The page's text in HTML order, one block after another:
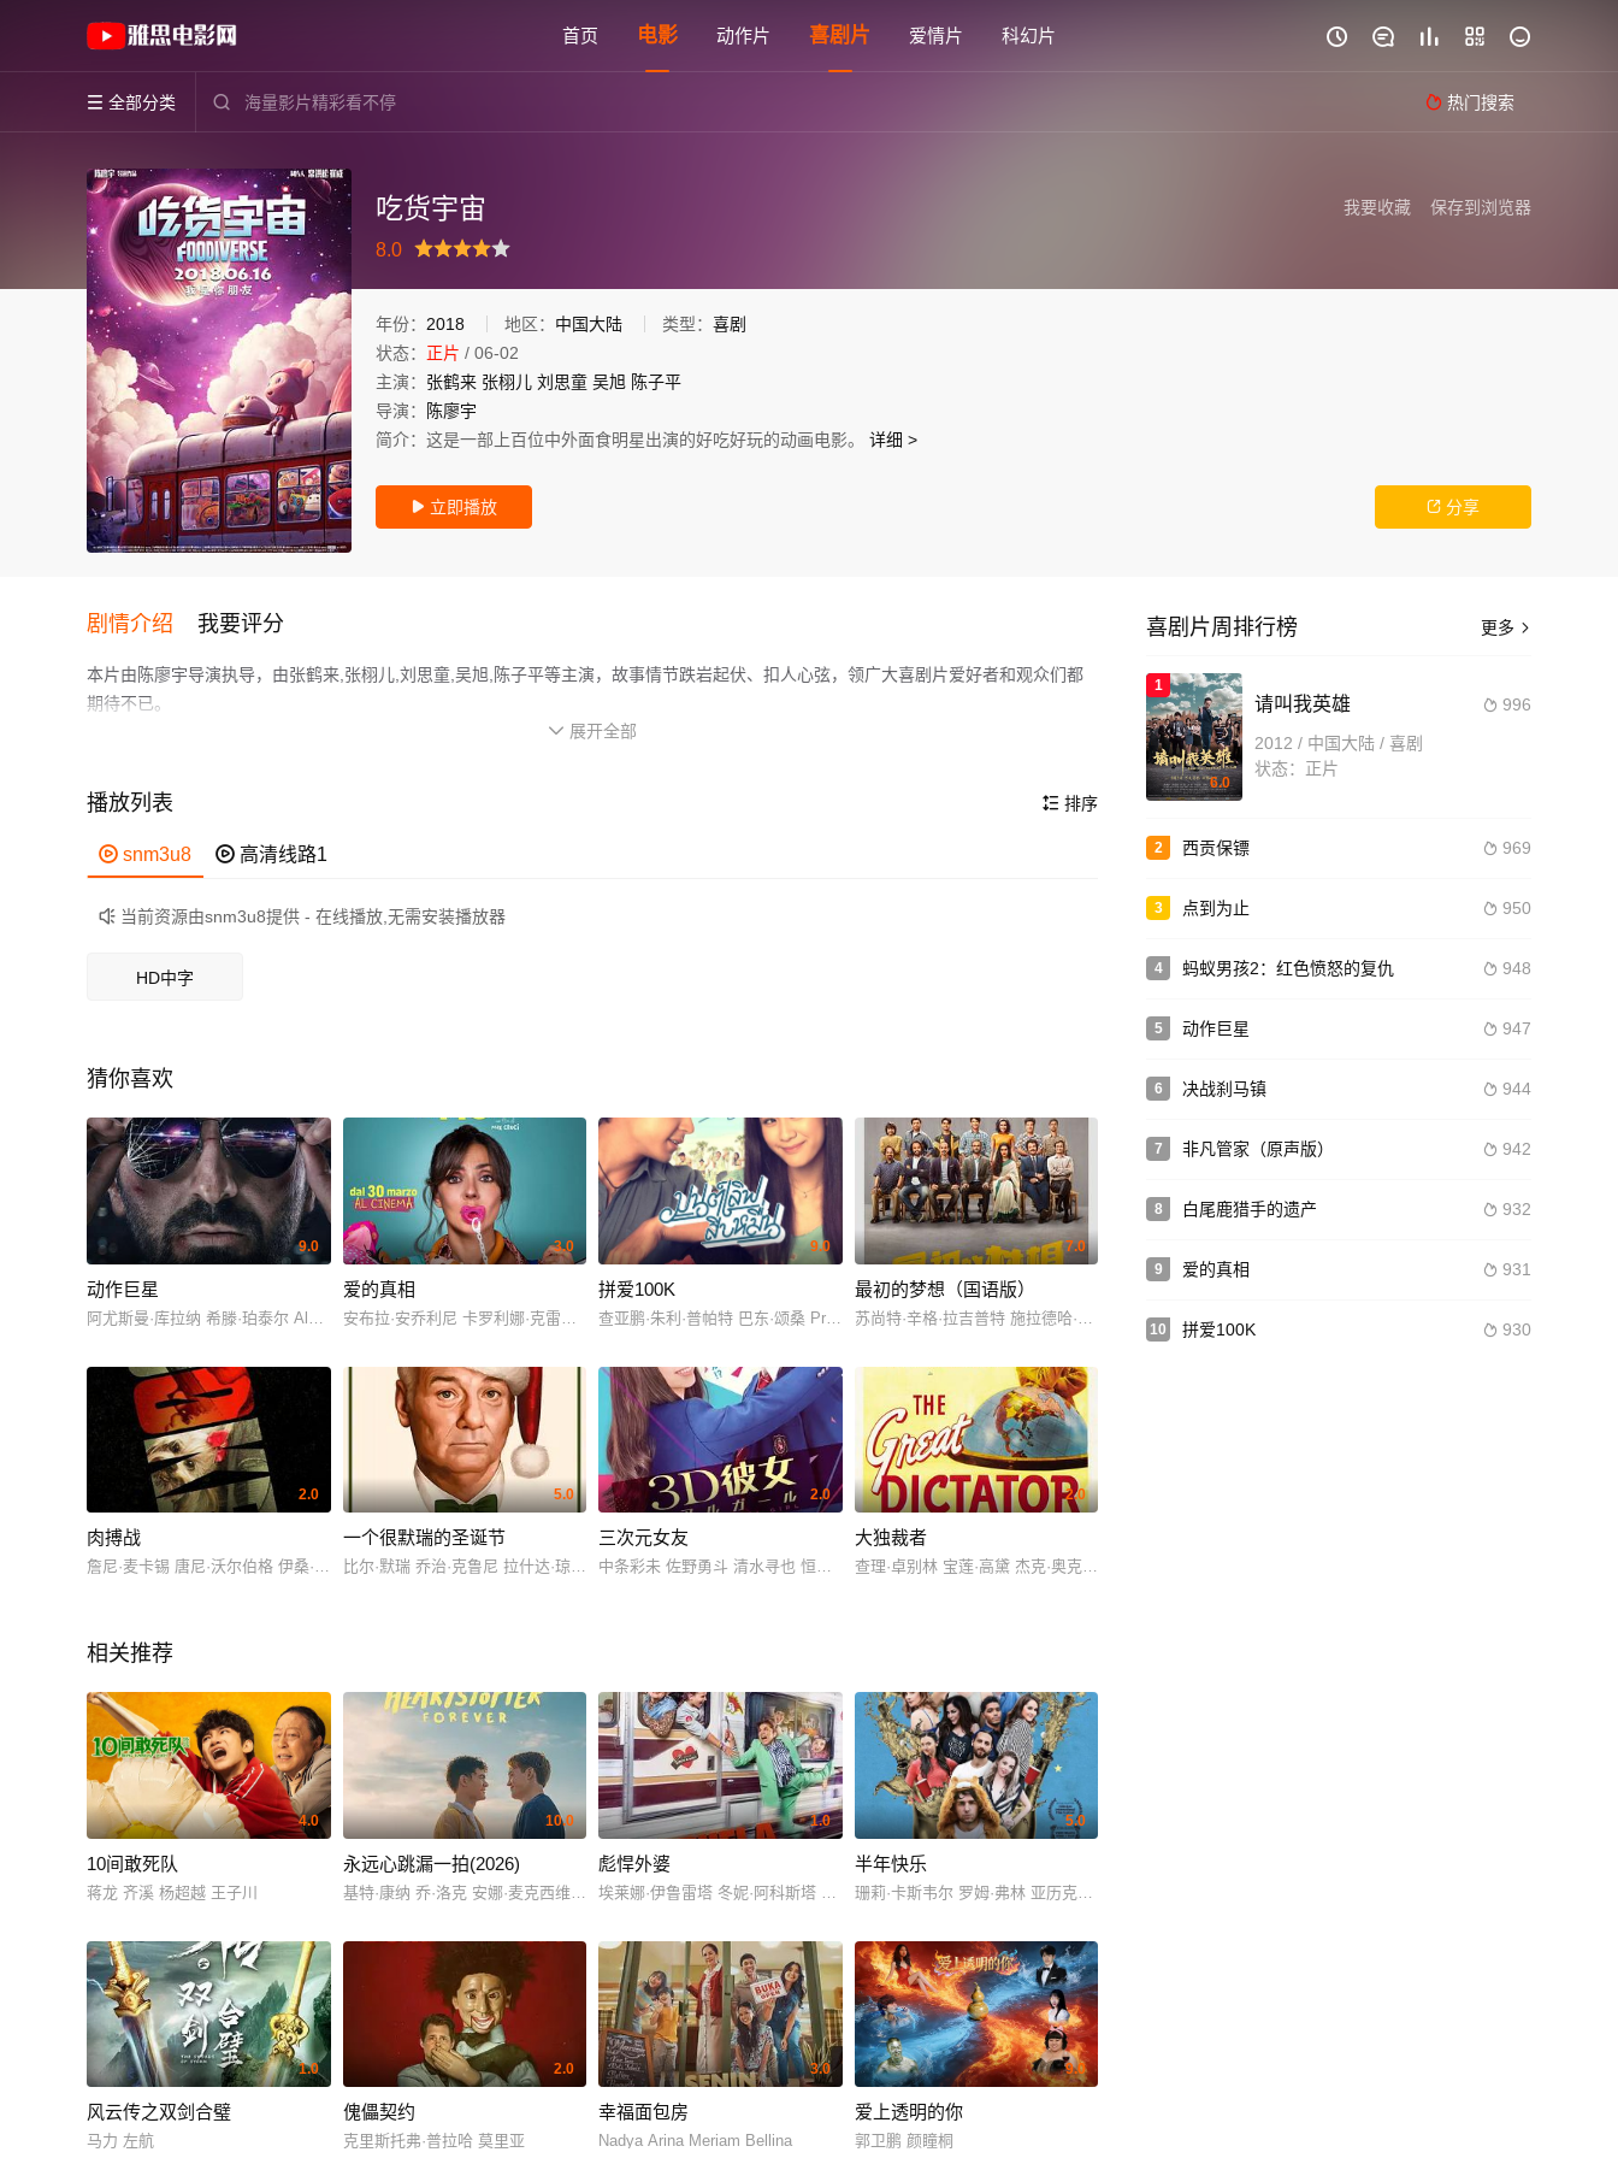
首页 电影 动作片 喜剧片 爱情片 科幻片     
 全部分类   热门搜索
《吃货宇宙》(2018)中国大陆高清电影免费在线观看 - 雅思电影网
保存到浏览器
我要收藏
吃货宇宙
8.0
很差较差还行 推荐力荐
年份： 2018 地区： 中国大陆 类型： 喜剧
状态： 正片 / 06-02
主演： 张鹤来 张栩儿 刘思童 吴旭 陈子平
导演：
陈廖宇
简介： 这是一部上百位中外面食明星出演的好吃好玩的动画电影。 详细 >
 立即播放  分享
剧情介绍 我要评分
本片由陈廖宇导演执导，由张鹤来,张栩儿,刘思童,吴旭,陈子平等主演，故事情节跌岩起伏、扣人心弦，领广大喜剧片爱好者和观众们都
期待不已。
鲜明，适合喜欢喜剧类电影的观众观看。
 展开全部
 排序
播放列表
 snm3u8  高清线路1
 当前资源由snm3u8提供 - 在线播放,无需安装播放器
HD中字
猜你喜欢
9.0
动作巨星
阿尤斯曼·库拉纳 希滕·珀泰尔 Alexander Garcia Mirabel Stuart John Byrne Elton Tan Amro Mahmoud Tygorah Smith Simon Britton Akanksha Vishwakarma Miguel Fish 吉滕德拉·赖 Onder Sirin Gurditta Singh Neill
3.0
爱的真相
安布拉·安乔利尼 卡罗利娜·克雷申蒂尼 马西莫·波吉欧
9.0
拼爱100K
查亚鹏·朱利·普帕特 巴东·颂桑 Prakasit Bowsuwan Sonthaya Chitmanee Praew Chermawee Suwanpanuchoke
7.0
最初的梦想（国语版）
苏尚特·辛格·拉吉普特 施拉德哈·卡普尔 瓦伦·沙玛 普拉提克·巴巴尔 塔希尔·拉吉·巴辛 纳文·波利希蒂 图沙尔
2.0
肉搏战
詹尼·麦卡锡 唐尼·沃尔伯格 伊桑·苏普利 卢卡斯·哈斯 李·特格森 劳伦·斯塔迈尔 Laura-Leigh 雷诺·维尔森 赵牡丹 芭芭拉·安·穆尔 阿肯 Joyce Bulifant Krista Kalmus 安德鲁·鲍文 雷·阿布鲁佐
5.0
一个很默瑞的圣诞节
比尔·默瑞 乔治·克鲁尼 拉什达·琼斯 麦莉·赛勒斯 玛娅·鲁道夫
2.0
三次元女友
中条彩未 佐野勇斗 清水寻也 恒松祐里 上白石萌歌 优太朗 三浦贵大 神田沙也加 滨田麻里 竹内力
2.0
大独裁者
查理·卓别林 宝莲·高黛 杰克·奥克 雷金纳德·加德纳
相关推荐
4.0
10间敢死队
蒋龙 齐溪 杨超越 王子川
10.0
永远心跳漏一拍(2026)
基特·康纳 乔·洛克 安娜·麦克西维尔·马
1.0
彪悍外婆
埃莱娜·伊鲁雷塔 冬妮·阿科斯塔 Gorka Aguinagalde Gorka Aguinagalde 桑迪亚哥·阿尔维努 埃斯佩兰萨·埃利普 Adrián Gámiz 索菲娅·冈萨雷斯 拉
5.0
半年快乐
珊莉·卡斯韦尔 罗姆·弗林 亚历克西·科诺 艾米·帕夫拉特 Jeff Dye
1.0
风云传之双剑合璧
马力 左航
2.0
傀儡契约
克里斯托弗·普拉哈 莫里亚
3.0
幸福面包房
Nadya Arina Meriam Bellina
9.0
爱上透明的你
郭卫鹏 颜瞳桐
更多 
喜剧片周排行榜
1
6.0
 996
请叫我英雄
2012 / 中国大陆 / 喜剧
状态：正片
2  969
西贡保镖
3  950
点到为止
4  948
蚂蚁男孩2：红色愤怒的复仇
5  947
动作巨星
6  944
决战刹马镇
7  942
非凡管家（原声版）
8  932
白尾鹿猎手的遗产
9  931
爱的真相
10  930
拼爱100K